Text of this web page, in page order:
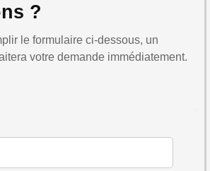
?
le formulaire ci-dessous, un
votre demande immédiatement.